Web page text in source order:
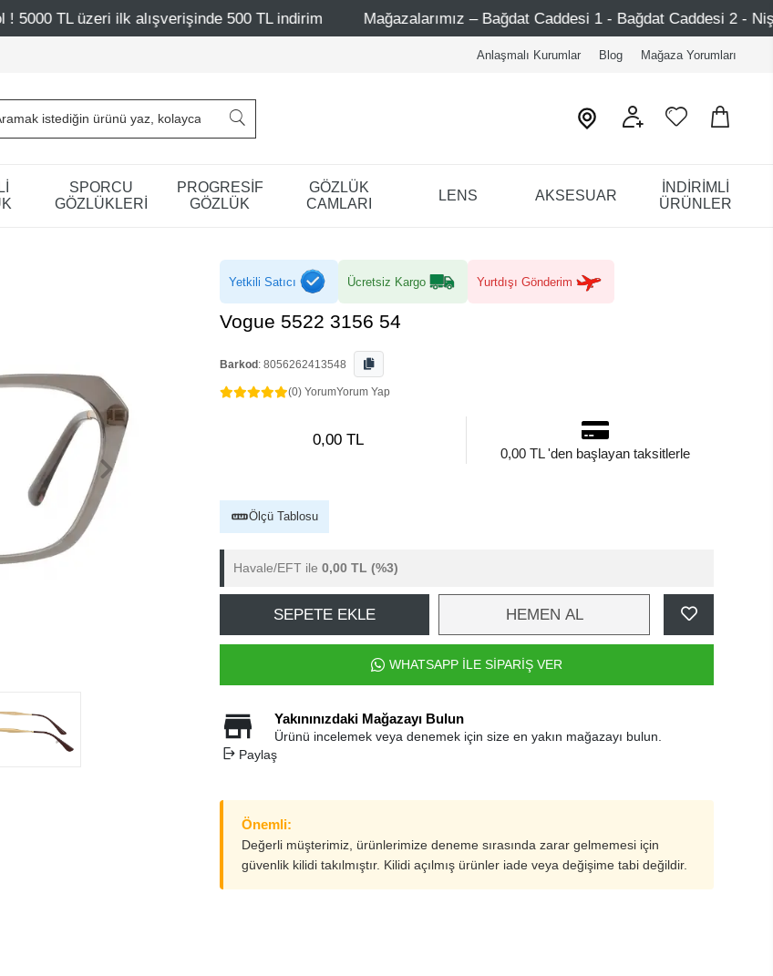
alışverişinde 500 TL indirim Mağazalarımız – Bağdat Caddesi 1 - Bağdat Caddesi 2 - Nişantaşı – Etiler –
Anlaşmalı Kurumlar Blog Mağaza Yorumları
SPORCU
GÖZLÜKLERİ
PROGRESİF
GÖZLÜK
GÖZLÜK
CAMLARI
LENS AKSESUAR
İNDİRİMLİ
ÜRÜNLER
Yetkili Satıcı Ücretsiz Kargo Yurtdışı Gönderim
Vogue 5522 3156 54
Barkod : 8056262413548
(0) YorumYorum Yap
0,00 TL
0,00 TL 'den başlayan taksitlerle
Ölçü Tablosu
Havale/EFT ile 0,00 TL (%3)
SEPETE EKLE HEMEN AL
WHATSAPP İLE SİPARİŞ VER
Yakınınızdaki Mağazayı Bulun
Ürünü incelemek veya denemek için size en yakın mağazayı bulun.
Paylaş
Önemli:
Değerli müşterimiz, ürünlerimize deneme sırasında zarar gelmemesi için
güvenlik kilidi takılmıştır. Kilidi açılmış ürünler iade veya değişime tabi değildir.